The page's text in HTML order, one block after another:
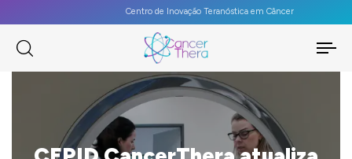
Centro de Inovação Teranóstica em Câncer